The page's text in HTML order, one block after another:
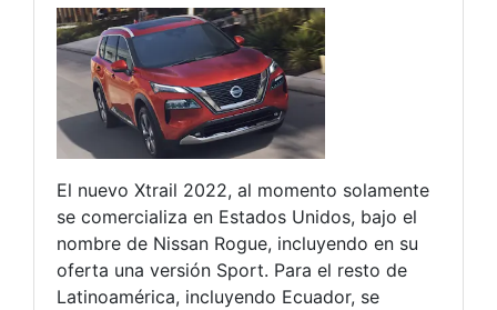
El nuevo Xtrail 2022, al momento solamente
se comercializa en Estados Unidos, bajo el
nombre de Nissan Rogue, incluyendo en su
oferta una versión Sport. Para el resto de
Latinoamérica, incluyendo Ecuador, se